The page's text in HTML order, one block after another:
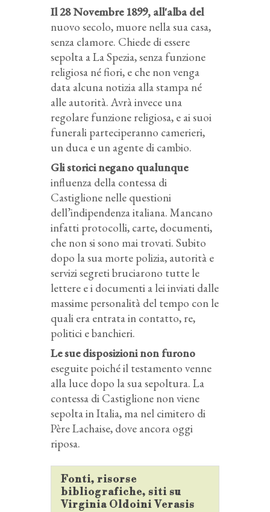
Il 28 Novembre 1899, all'alba del
nuovo secolo, muore nella sua casa,
senza clamore. Chiede di essere
sepolta a La Spezia, senza funzione
religiosa né fiori, e che non venga
data alcuna notizia alla stampa né
alle autorità. Avrà invece una
regolare funzione religiosa, e ai suoi
funerali parteciperanno camerieri,
un duca e un agente di cambio.
Gli storici negano qualunque
influenza della contessa di
Castiglione nelle questioni
dell’indipendenza italiana. Mancano
infatti protocolli, carte, documenti,
che non si sono mai trovati. Subito
dopo la sua morte polizia, autorità e
servizi segreti bruciarono tutte le
lettere e i documenti a lei inviati dalle
massime personalità del tempo con le
quali era entrata in contatto, re,
politici e banchieri.
Le sue disposizioni non furono
eseguite poiché il testamento venne
alla luce dopo la sua sepoltura. La
contessa di Castiglione non viene
sepolta in Italia, ma nel cimitero di
Père Lachaise, dove ancora oggi
riposa.
Fonti, risorse
bibliografiche, siti su
Virginia Oldoini Verasis